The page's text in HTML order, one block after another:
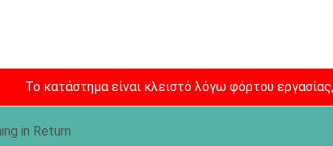
Το κατάστημα είναι κλειστό λόγω φόρτου
in Return